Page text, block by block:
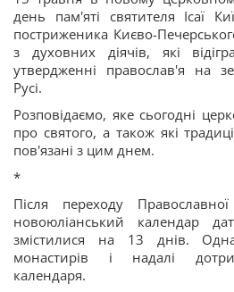
день пам'яті святителя Ісаї
постриженика Києво-
з духовних діячів, які
утвердженні православ'я на
Русі.
Розповідаємо, яке сьогодні
про святого, а також які
пов'язані з цим днем.
*
Після переходу
новоюліанський календар
змістилися на 13 днів.
монастирів і надалі
календаря.